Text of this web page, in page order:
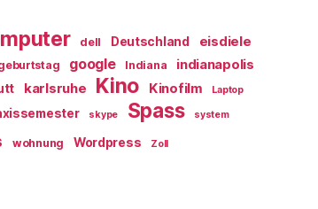
dell Deutschland eisdiele
google Indiana indianapolis
karlsruhe Kino Kinofilm Laptop
skype Spass system
wohnung Wordpress Zoll